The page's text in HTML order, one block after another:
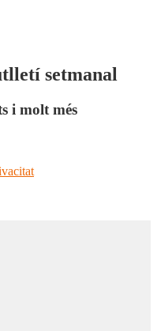
setmanal
i molt més